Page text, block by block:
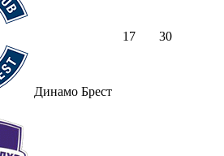
Динамо Брест
17 30